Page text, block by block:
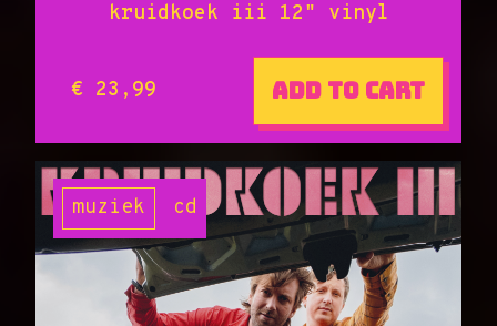
kruidkoek iii 12" vinyl
€ 23,99 Add to cart
muziek cd